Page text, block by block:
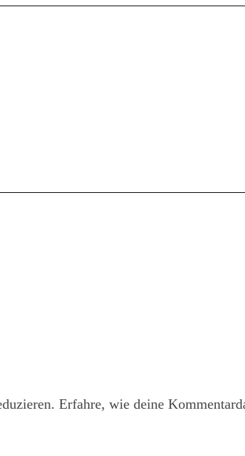
Erfahre, wie deine